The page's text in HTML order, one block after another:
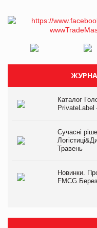
Каталог
PrivateLabel
Сучасні
Травень
Новинки.